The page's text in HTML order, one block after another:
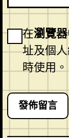
在瀏覽器
址及個
時使用。